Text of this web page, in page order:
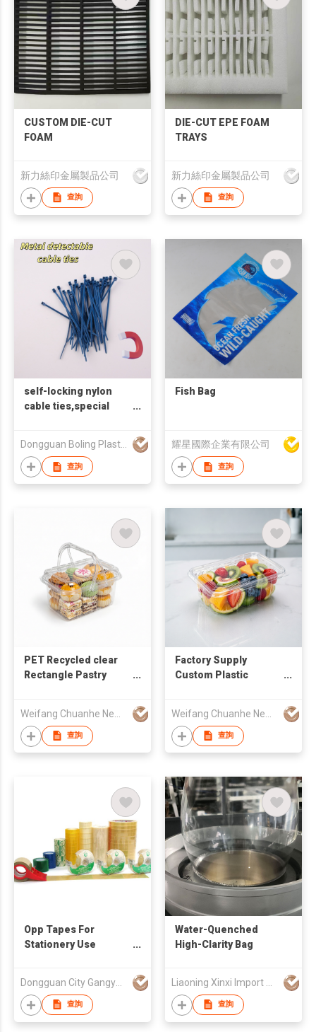
CUSTOM DIE-CUT
FOAM
新力絲印金屬製品公司
查詢
DIE-CUT EPE FOAM
TRAYS
新力絲印金屬製品公司
查詢
self-locking nylon
cable ties,special
stainless steel cable
tie, plastic security
seal, wall
wiring accessories.
Dongguan Boling Plastic Products Co.,Ltd
查詢
Fish Bag
耀星國際企業有限公司
查詢
PET Recycled clear
Rectangle Pastry
Packaging Box with
Handle and Lid
查詢
Factory Supply
Custom Plastic
Fruit Cut Fruit Boxes
查詢
Opp Tapes For
Stationery Use
Dongguan City Gangyuan Adhesive Products Co., Ltd.
查詢
Water-Quenched
High-Clarity Bag
查詢